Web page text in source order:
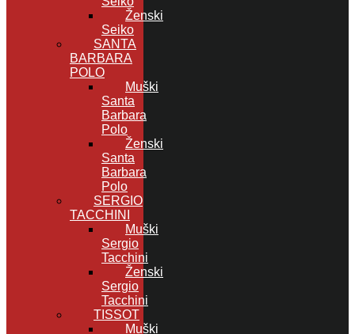
Ženski
Seiko
SANTA
BARBARA
POLO
Muški
Santa
Barbara
Polo
Ženski
Santa
Barbara
Polo
SERGIO
TACCHINI
Muški
Sergio
Tacchini
Ženski
Sergio
Tacchini
TISSOT
Muški